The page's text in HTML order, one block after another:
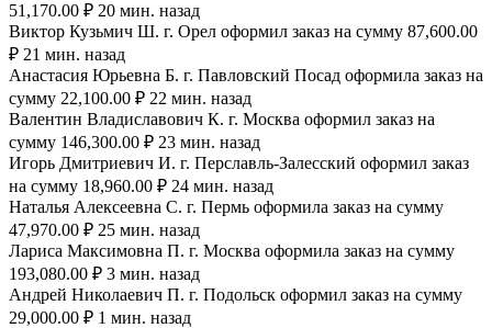
51,170.00 ₽ 20 мин. назад
Виктор Кузьмич Ш. г. Орел оформил заказ на сумму 87,600.00
₽ 21 мин. назад
Анастасия Юрьевна Б. г. Павловский Посад оформила заказ на
сумму 22,100.00 ₽ 22 мин. назад
Валентин Владиславович К. г. Москва оформил заказ на
сумму 146,300.00 ₽ 23 мин. назад
Игорь Дмитриевич И. г. Перславль-Залесский оформил заказ
на сумму 18,960.00 ₽ 24 мин. назад
Наталья Алексеевна С. г. Пермь оформила заказ на сумму
47,970.00 ₽ 25 мин. назад
Лариса Максимовна П. г. Москва оформила заказ на сумму
193,080.00 ₽ 3 мин. назад
Андрей Николаевич П. г. Подольск оформил заказ на сумму
29,000.00 ₽ 1 мин. назад